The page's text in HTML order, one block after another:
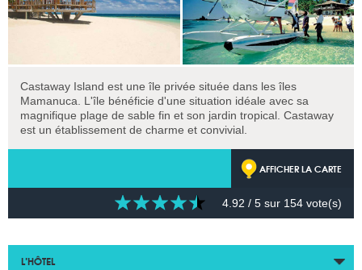
Castaway Island est une île privée située dans les îles
Mamanuca. L'île bénéficie d'une situation idéale avec sa
magnifique plage de sable fin et son jardin tropical. Castaway
est un établissement de charme et convivial.
AFFICHER LA CARTE
4.92 / 5 sur 154 vote(s)
L’HÔTEL